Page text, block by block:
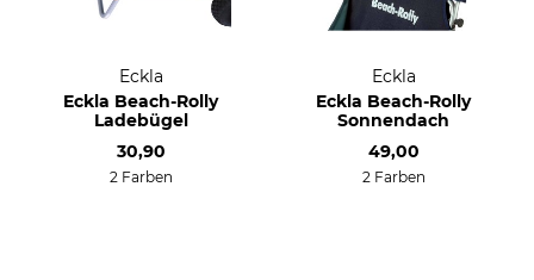
Eckla
Eckla Beach-Rolly
Ladebügel
30,90
2 Farben
Eckla
Eckla Beach-Rolly
Sonnendach
49,00
2 Farben